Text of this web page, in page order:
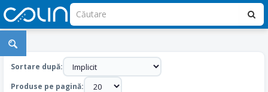
Cantitati
Mari
Sortare după:
Produse pe pagină: